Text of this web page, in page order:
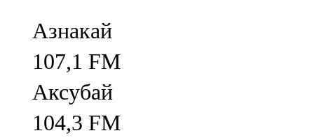
Азнакай
107,1 FM
Аксубай
104,3 FM